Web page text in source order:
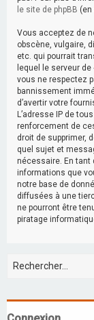
le site de phpBB (en
Vous acceptez de
obscène, vulgaire,
etc. qui pourrait
lequel le serveur
vous ne respectez
bannissement
d’avertir votre
L’adresse IP de
renforcement de
droit de supprimer,
quel sujet et
nécessaire. En tant
informations que
notre base de
diffusées à une
ne pourront être
piratage